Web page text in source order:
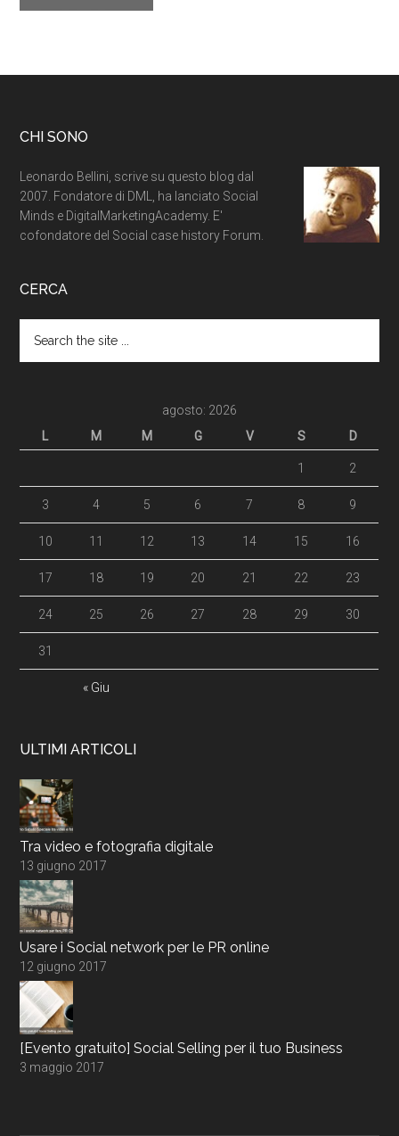
CHI SONO
Leonardo Bellini, scrive su questo blog dal
2007. Fondatore di DML, ha lanciato Social
Minds e DigitalMarketingAcademy. E'
cofondatore del Social case history Forum.
CERCA
agosto: 2026
L
M M G V S D
« Giu
1 2
3 4 5 6 7 8 9
10 11 12 13 14 15 16
17 18 19 20 21 22 23
24 25 26 27 28 29 30
31
ULTIMI ARTICOLI
Tra video e fotografia digitale
13 giugno 2017
Usare i Social network per le PR online
12 giugno 2017
[Evento gratuito] Social Selling per il tuo Business
3 maggio 2017